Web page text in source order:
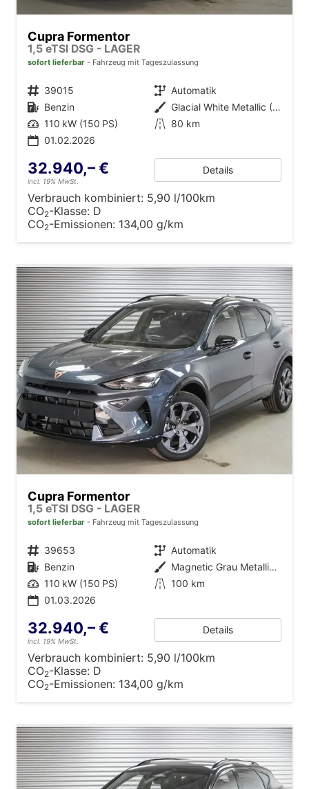
Cupra Formentor
1,5 eTSI DSG - LAGER
sofort lieferbar Fahrzeug mit Tageszulassung
Fahrzeugnr. 39015 Getriebe Automatik
Kraftstoff Benzin Außenfarbe
Glacial White Metallic (2Y)
Leistung 110 kW (150 PS) Kilometerstand 80 km
01.02.2026
32.940,– €
incl. 19% MwSt.
Details
Verbrauch kombiniert: 5,90 l/100km
CO2-Klasse: D
CO2-Emissionen: 134,00 g/km
Cupra Formentor
1,5 eTSI DSG - LAGER
sofort lieferbar Fahrzeug mit Tageszulassung
Fahrzeugnr. 39653 Getriebe Automatik
Kraftstoff Benzin Außenfarbe
Magnetic Grau Metallic (S7)
Leistung 110 kW (150 PS) Kilometerstand 100 km
01.03.2026
32.940,– €
incl. 19% MwSt.
Details
Verbrauch kombiniert: 5,90 l/100km
CO2-Klasse: D
CO2-Emissionen: 134,00 g/km